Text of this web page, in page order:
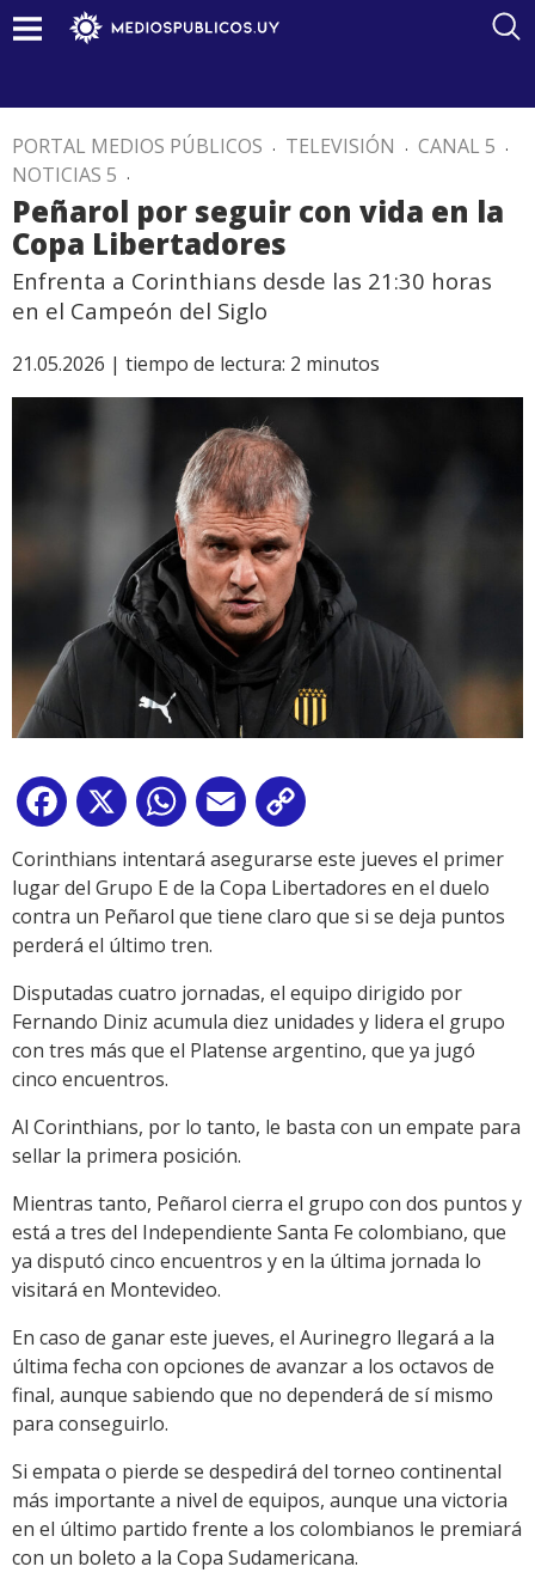
PORTAL MEDIOS PÚBLICOS . TELEVISIÓN . CANAL 5 .
NOTICIAS 5 .
Peñarol por seguir con vida en la
Copa Libertadores
Enfrenta a Corinthians desde las 21:30 horas
en el Campeón del Siglo
21.05.2026 | tiempo de lectura: 2 minutos
Facebook
X WhatsApp
Email
Link
Corinthians intentará asegurarse este jueves el primer
lugar del Grupo E de la Copa Libertadores en el duelo
contra un Peñarol que tiene claro que si se deja puntos
perderá el último tren.
Disputadas cuatro jornadas, el equipo dirigido por
Fernando Diniz acumula diez unidades y lidera el grupo
con tres más que el Platense argentino, que ya jugó
cinco encuentros.
Al Corinthians, por lo tanto, le basta con un empate para
sellar la primera posición.
Mientras tanto, Peñarol cierra el grupo con dos puntos y
está a tres del Independiente Santa Fe colombiano, que
ya disputó cinco encuentros y en la última jornada lo
visitará en Montevideo.
En caso de ganar este jueves, el Aurinegro llegará a la
última fecha con opciones de avanzar a los octavos de
final, aunque sabiendo que no dependerá de sí mismo
para conseguirlo.
Si empata o pierde se despedirá del torneo continental
más importante a nivel de equipos, aunque una victoria
en el último partido frente a los colombianos le premiará
con un boleto a la Copa Sudamericana.